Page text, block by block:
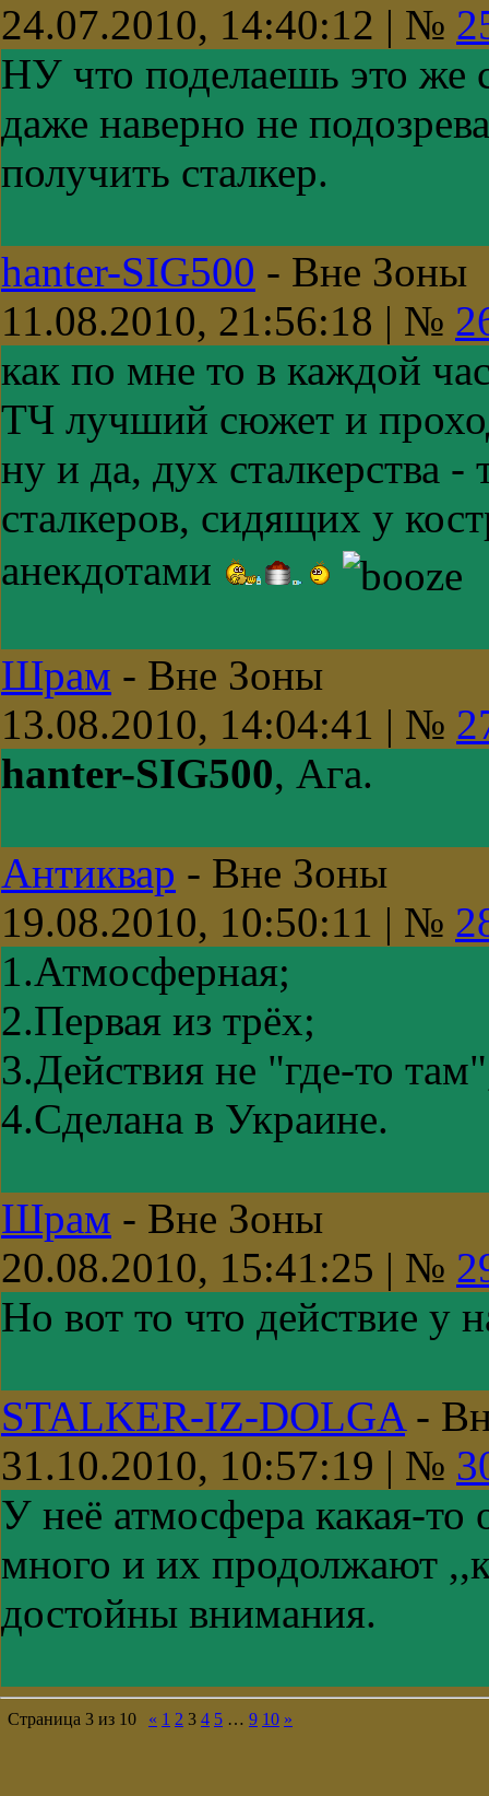
24.07.2010, 14:40:12 | №
НУ что поделаешь это же
даже наверно не
получить сталкер.
hanter-SIG500 - Вне Зоны
11.08.2010, 21:56:18 | №
как по мне то в каждой
ТЧ лучший сюжет и
ну и да, дух сталкерства
сталкеров, сидящих у
анекдотами
Шрам - Вне Зоны
13.08.2010, 14:04:41 | №
hanter-SIG500, Ага.
Антиквар - Вне Зоны
19.08.2010, 10:50:11 | №
1.Атмосферная;
2.Первая из трёх;
3.Действия не "где-то
4.Сделана в Украине.
Шрам - Вне Зоны
20.08.2010, 15:41:25 | №
Но вот то что действие у
STALKER-IZ-DOLGA-
31.10.2010, 10:57:19 | №
У неё атмосфера какая-то
много и их продолжают
достойны внимания.
Страница 3 из 10 « 1 2 3 4 5 … 9 10 »